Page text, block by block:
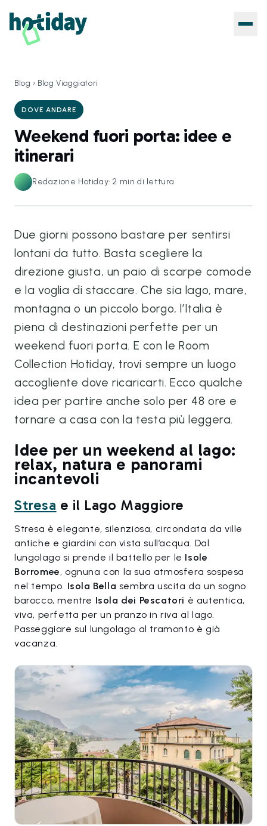
Blog › Blog Viaggiatori
DOVE ANDARE
Weekend fuori porta: idee e
itinerari
Redazione Hotiday· 2 min di lettura
Due giorni possono bastare per sentirsi
lontani da tutto. Basta scegliere la
direzione giusta, un paio di scarpe comode
e la voglia di staccare. Che sia lago, mare,
montagna o un piccolo borgo, l’Italia è
piena di destinazioni perfette per un
weekend fuori porta. E con le Room
Collection Hotiday, trovi sempre un luogo
accogliente dove ricaricarti. Ecco qualche
idea per partire anche solo per 48 ore e
tornare a casa con la testa più leggera.
Idee per un weekend al lago:
relax, natura e panorami
incantevoli
Stresa e il Lago Maggiore
Stresa è elegante, silenziosa, circondata da ville
antiche e giardini con vista sull’acqua. Dal
lungolago si prende il battello per le Isole
Borromee, ognuna con la sua atmosfera sospesa
nel tempo. Isola Bella sembra uscita da un sogno
barocco, mentre Isola dei Pescatori è autentica,
viva, perfetta per un pranzo in riva al lago.
Passeggiare sul lungolago al tramonto è già
vacanza.